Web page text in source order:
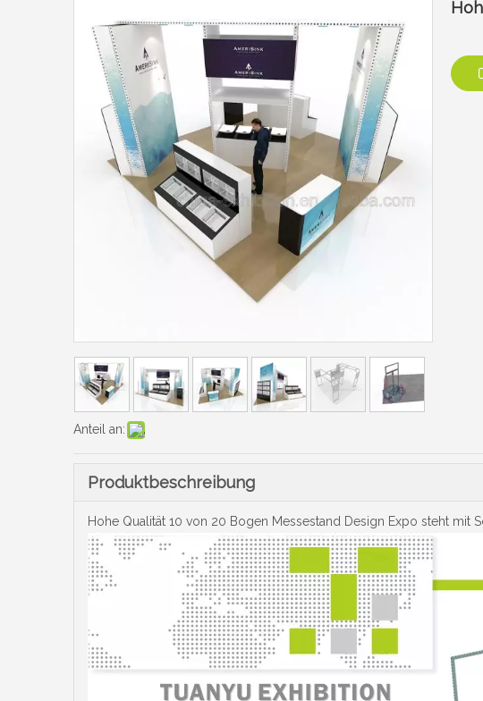
Anteil an:
Produktbeschreibung
Hohe Qualität 10 von 20 Bogen Messestand Design Expo steht mit